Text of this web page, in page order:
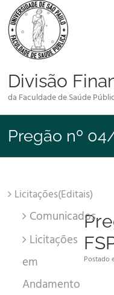
content
Divisão
da Faculdade de Saúde
Pregão nº
Postado
Licitações(Editais)
Comunicados
Licitações
em
Andamento